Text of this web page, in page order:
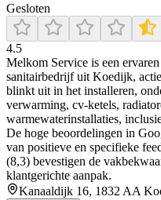
Gesloten
4.5
Melkom Service is een
sanitairbedrijf uit Koedijk,
blinkt uit in het installeren,
verwarming, cv‐ketels,
warmewaterinstallaties,
De hoge beoordelingen in
van positieve en specifieke
(8,3) bevestigen de
klantgerichte aanpak.
Kanaaldijk 16, 1832 AA